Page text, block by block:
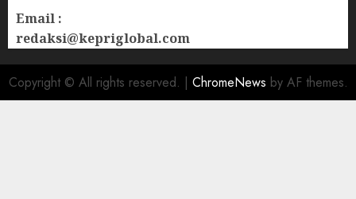
Email :
redaksi@kepriglobal.com
Copyright © All rights reserved. | ChromeNews by AF themes.